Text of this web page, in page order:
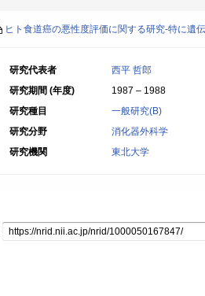
ヒト食道癌の悪性度評価に関する研究-特に遺
研究代表者
西平 哲郎
研究期間 (年度)
1987 – 1988
研究種目
一般研究(B)
研究分野
消化器外科学
研究機関
東北大学